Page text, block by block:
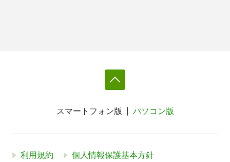
スマートフォン版 パソコン版
利用規約 個人情報保護基本方針